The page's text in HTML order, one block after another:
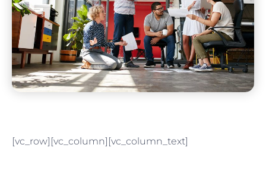
[vc_row][vc_column][vc_column_text]